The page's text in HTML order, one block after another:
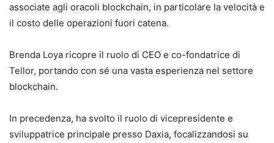
associate agli oracoli blockchain, in particolare la velocità e
il costo delle operazioni fuori catena.
Brenda Loya ricopre il ruolo di CEO e co-fondatrice di
Tellor, portando con sé una vasta esperienza nel settore
blockchain.
In precedenza, ha svolto il ruolo di vicepresidente e
sviluppatrice principale presso Daxia, focalizzandosi su